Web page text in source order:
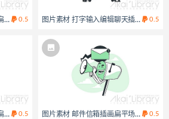
平场景
0.5 图片素材 打字输入编辑聊天插画扁平场
0.5
平场景
0.5 图片素材 邮件信箱插画扁平场景 0.5